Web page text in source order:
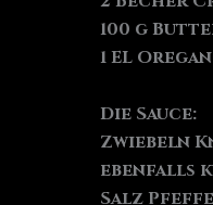
100 g
1 EL
Die Sauce:
Zwiebeln
ebenfalls
Salz